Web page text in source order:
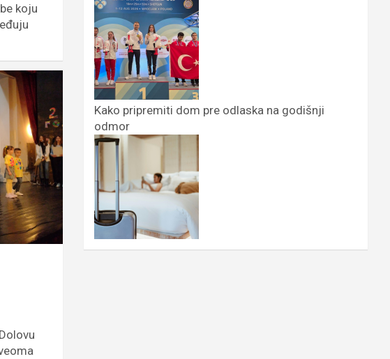
koju
Kako pripremiti dom pre odlaska na godišnji
odmor